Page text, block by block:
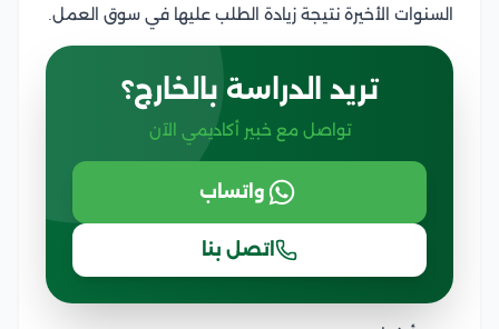
السنوات الأخيرة نتيجة زيادة الطلب عليها في سوق العمل.
تريد الدراسة بالخارج؟
تواصل مع خبير أكاديمي الآن
واتساب
اتصل بنا